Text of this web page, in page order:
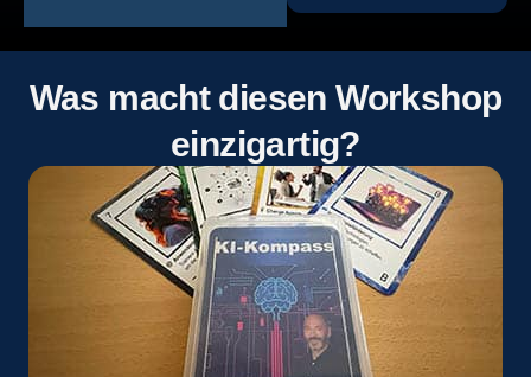
Was macht diesen Workshop
einzigartig?